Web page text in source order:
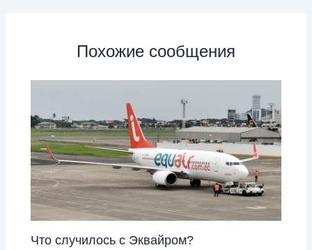
Похожие сообщения
Что случилось с Эквайром?